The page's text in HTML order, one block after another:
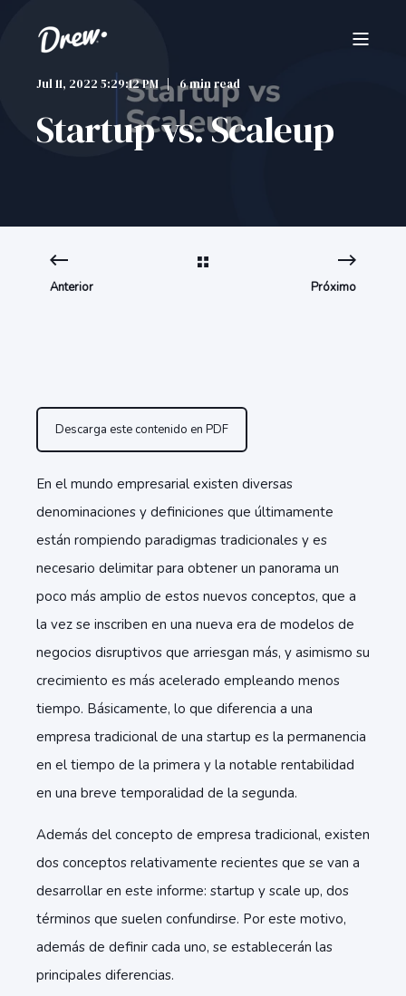
Jul 11, 2022 5:29:12 PM 6 min read
Startup vs. Scaleup
Anterior Próximo
Descarga este contenido en PDF
En el mundo empresarial existen diversas
denominaciones y definiciones que últimamente
están rompiendo paradigmas tradicionales y es
necesario delimitar para obtener un panorama un
poco más amplio de estos nuevos conceptos, que a
la vez se inscriben en una nueva era de modelos de
negocios disruptivos que arriesgan más, y asimismo su
crecimiento es más acelerado empleando menos
tiempo. Básicamente, lo que diferencia a una
empresa tradicional de una startup es la permanencia
en el tiempo de la primera y la notable rentabilidad
en una breve temporalidad de la segunda.
Además del concepto de empresa tradicional, existen
dos conceptos relativamente recientes que se van a
desarrollar en este informe: startup y scale up, dos
términos que suelen confundirse. Por este motivo,
además de definir cada uno, se establecerán las
principales diferencias.